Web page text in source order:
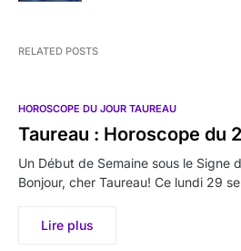
RELATED POSTS
HOROSCOPE DU JOUR TAUREAU
Taureau : Horoscope du
Un Début de Semaine sous le Signe
Bonjour, cher Taureau! Ce lundi 29
Lire plus